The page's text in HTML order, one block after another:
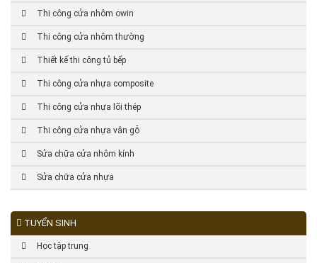
Thi công cửa nhôm owin
Thi công cửa nhôm thường
Thiết kế thi công tủ bếp
Thi công cửa nhựa composite
Thi công cửa nhựa lõi thép
Thi công cửa nhựa vân gỗ
Sửa chữa cửa nhôm kính
Sửa chữa cửa nhựa
TUYỂN SINH
Học tập trung